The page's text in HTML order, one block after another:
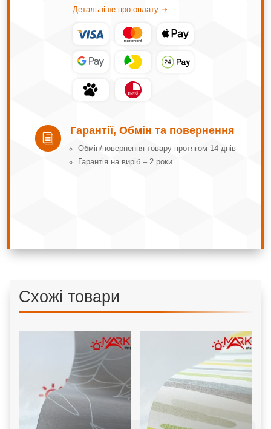
Детальніше про оплату ➝
i
Гарантії, Обмін та повернення
Обмін/повернення товару протягом 14 днів
Гарантія на виріб – 2 роки
Схожі товари